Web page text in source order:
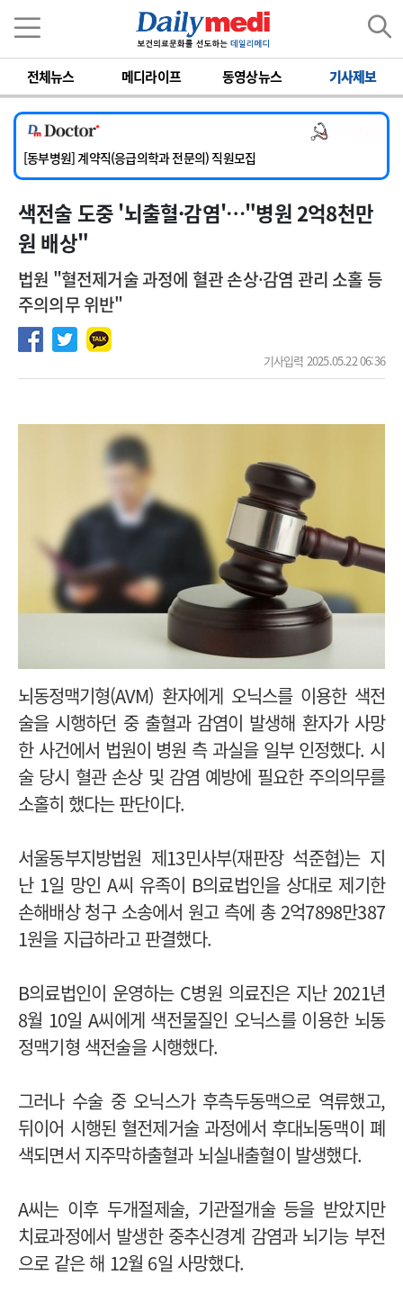
전체뉴스 메디라이프 동영상뉴스 기사제보
[서울아산병원] 2026년 하반기 인턴 모집
[영남대학교의료원] 마취통증의학과 임기제 임상의사 채용
[충남대학교병원] 소아청소년과(소아응급전담) 계약직 의사 공개채용
[동부병원] 계약직(응급의학과 전문의) 직원모집
[이대목동병원] 하반기 전공의(레지던트1년차) 모집
[서울아산병원] 2026년 하반기 인턴 모집
[영남대학교의료원] 마취통증의학과 임기제 임상의사 채용
색전술 도중 '뇌출혈·감염'…"병원 2억8천만
원 배상"
법원 "혈전제거술 과정에 혈관 손상·감염 관리 소홀 등
주의의무 위반"
기사입력 2025.05.22 06:36
뇌동정맥기형(AVM) 환자에게 오닉스를 이용한 색전
술을 시행하던 중 출혈과 감염이 발생해 환자가 사망
한 사건에서 법원이 병원 측 과실을 일부 인정했다. 시
술 당시 혈관 손상 및 감염 예방에 필요한 주의의무를
소홀히 했다는 판단이다.
서울동부지방법원 제13민사부(재판장 석준협)는 지
난 1일 망인 A씨 유족이 B의료법인을 상대로 제기한
손해배상 청구 소송에서 원고 측에 총 2억7898만387
1원을 지급하라고 판결했다.
B의료법인이 운영하는 C병원 의료진은 지난 2021년
8월 10일 A씨에게 색전물질인 오닉스를 이용한 뇌동
정맥기형 색전술을 시행했다.
그러나 수술 중 오닉스가 후측두동맥으로 역류했고,
뒤이어 시행된 혈전제거술 과정에서 후대뇌동맥이 폐
색되면서 지주막하출혈과 뇌실내출혈이 발생했다.
A씨는 이후 두개절제술, 기관절개술 등을 받았지만
치료과정에서 발생한 중추신경계 감염과 뇌기능 부전
으로 같은 해 12월 6일 사망했다.